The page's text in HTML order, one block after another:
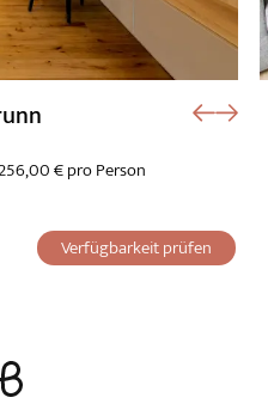
Verfügbarkeit prüfen
€ pro Person